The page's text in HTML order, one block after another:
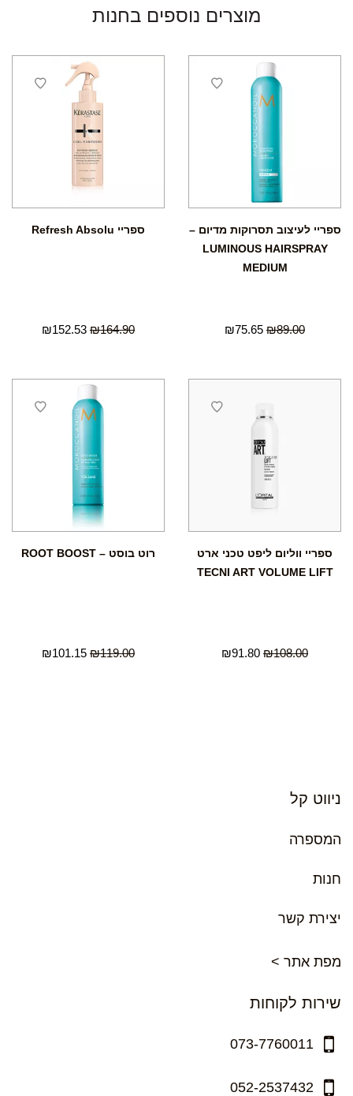
מוצרים נוספים בחנות
ספריי לעיצוב תסרוקות מדיום –
LUMINOUS HAIRSPRAY
MEDIUM
₪89.00
₪75.65
ספריי Refresh Absolu
₪164.90
₪152.53
ספריי ווליום ליפט טכני ארט
TECNI ART VOLUME LIFT
₪108.00
₪91.80
רוט בוסט – ROOT BOOST
₪119.00
₪101.15
ניווט קל
המספרה
חנות
יצירת קשר
מפת אתר >
שירות לקוחות
073-7760011
052-2537432